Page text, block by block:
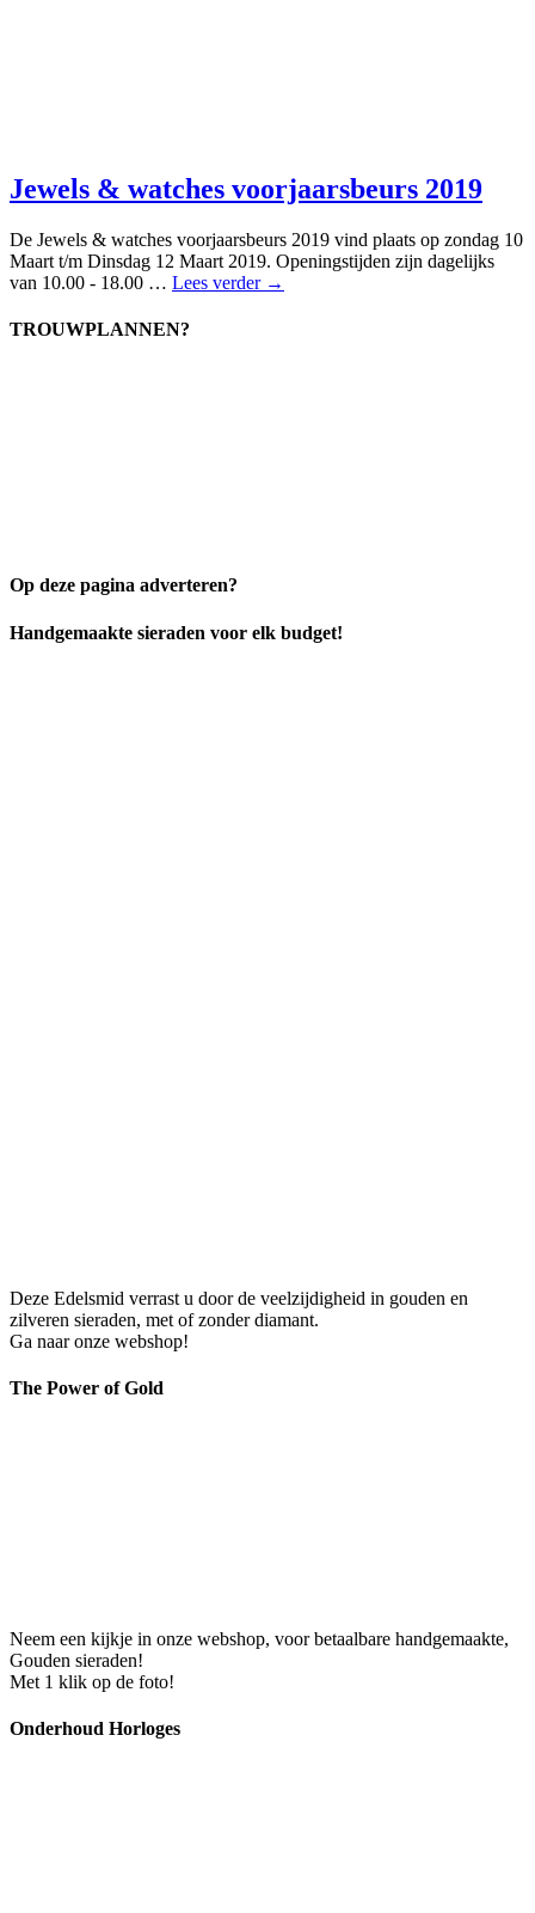
Jewels & watches voorjaarsbeurs 2019
De Jewels & watches voorjaarsbeurs 2019 vind plaats op zondag 10
Maart t/m Dinsdag 12 Maart 2019. Openingstijden zijn dagelijks
van 10.00 - 18.00 … Lees verder →
TROUWPLANNEN?
Op deze pagina adverteren?
Handgemaakte sieraden voor elk budget!
Deze Edelsmid verrast u door de veelzijdigheid in gouden en
zilveren sieraden, met of zonder diamant.
Ga naar onze webshop!
The Power of Gold
Neem een kijkje in onze webshop, voor betaalbare handgemaakte,
Gouden sieraden!
Met 1 klik op de foto!
Onderhoud Horloges